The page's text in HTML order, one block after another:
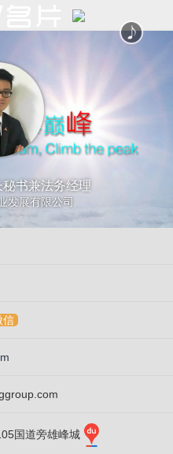
秘书兼法务经理
发展有限公司
信
国道旁雄峰城